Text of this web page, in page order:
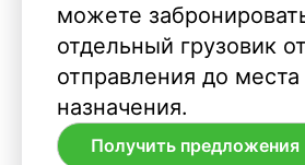
можете
отдельный грузовик
отправления до места
назначения.
Получить предложения